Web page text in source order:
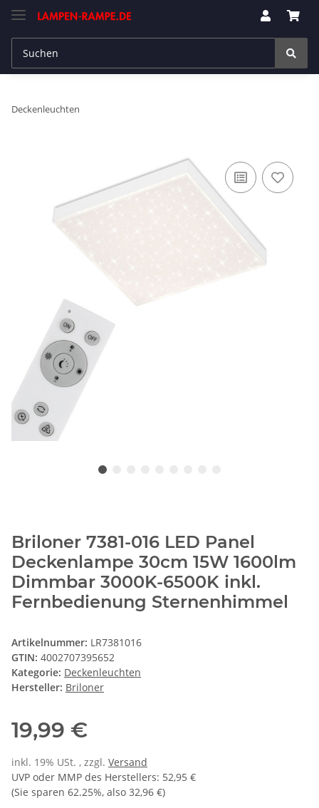
Deckenleuchten
Briloner 7381-016 LED Panel
Deckenlampe 30cm 15W 1600lm
Dimmbar 3000K-6500K inkl.
Fernbedienung Sternenhimmel
Artikelnummer: LR7381016
GTIN: 4002707395652
Kategorie: Deckenleuchten
Hersteller: Briloner
19,99 €
inkl. 19% USt. , zzgl. Versand
UVP oder MMP des Herstellers: 52,95 €
(Sie sparen 62.25%, also 32,96 €)